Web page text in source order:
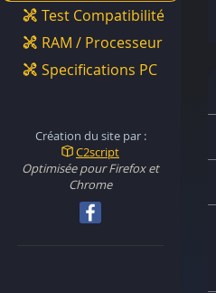
Test Compatibilité
RAM / Processeur
Specifications PC
Création du site par :
C2script
Optimisée pour Firefox et
Chrome